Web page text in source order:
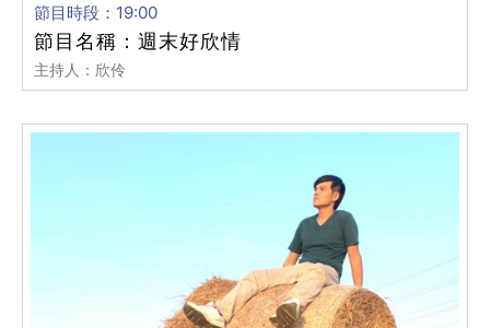
節目時段：19:00
節目名稱：週末好欣情
主持人：欣伶